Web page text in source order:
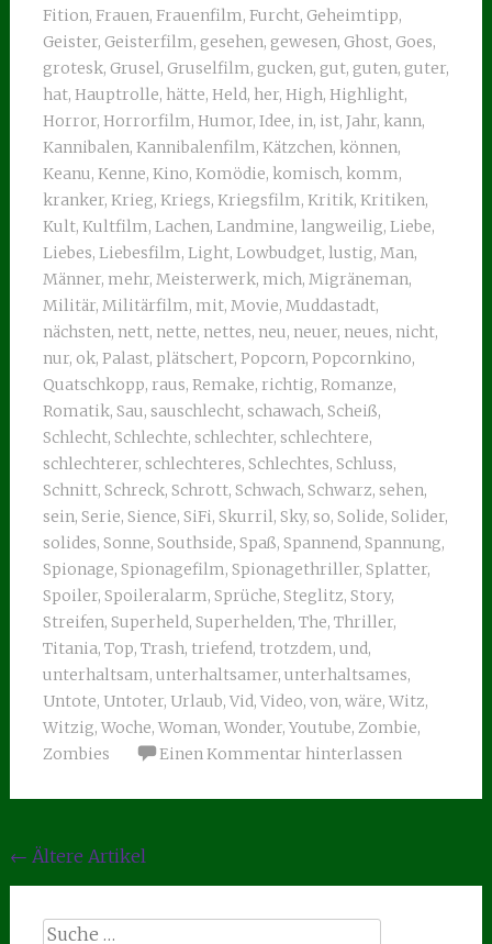
Fition, Frauen, Frauenfilm, Furcht, Geheimtipp,
Geister, Geisterfilm, gesehen, gewesen, Ghost, Goes,
grotesk, Grusel, Gruselfilm, gucken, gut, guten, guter,
hat, Hauptrolle, hätte, Held, her, High, Highlight,
Horror, Horrorfilm, Humor, Idee, in, ist, Jahr, kann,
Kannibalen, Kannibalenfilm, Kätzchen, können,
Keanu, Kenne, Kino, Komödie, komisch, komm,
kranker, Krieg, Kriegs, Kriegsfilm, Kritik, Kritiken,
Kult, Kultfilm, Lachen, Landmine, langweilig, Liebe,
Liebes, Liebesfilm, Light, Lowbudget, lustig, Man,
Männer, mehr, Meisterwerk, mich, Migräneman,
Militär, Militärfilm, mit, Movie, Muddastadt,
nächsten, nett, nette, nettes, neu, neuer, neues, nicht,
nur, ok, Palast, plätschert, Popcorn, Popcornkino,
Quatschkopp, raus, Remake, richtig, Romanze,
Romatik, Sau, sauschlecht, schawach, Scheiß,
Schlecht, Schlechte, schlechter, schlechtere,
schlechterer, schlechteres, Schlechtes, Schluss,
Schnitt, Schreck, Schrott, Schwach, Schwarz, sehen,
sein, Serie, Sience, SiFi, Skurril, Sky, so, Solide, Solider,
solides, Sonne, Southside, Spaß, Spannend, Spannung,
Spionage, Spionagefilm, Spionagethriller, Splatter,
Spoiler, Spoileralarm, Sprüche, Steglitz, Story,
Streifen, Superheld, Superhelden, The, Thriller,
Titania, Top, Trash, triefend, trotzdem, und,
unterhaltsam, unterhaltsamer, unterhaltsames,
Untote, Untoter, Urlaub, Vid, Video, von, wäre, Witz,
Witzig, Woche, Woman, Wonder, Youtube, Zombie,
Zombies
Einen Kommentar hinterlassen
Beitragsnavigation
← Ältere Artikel
Suche